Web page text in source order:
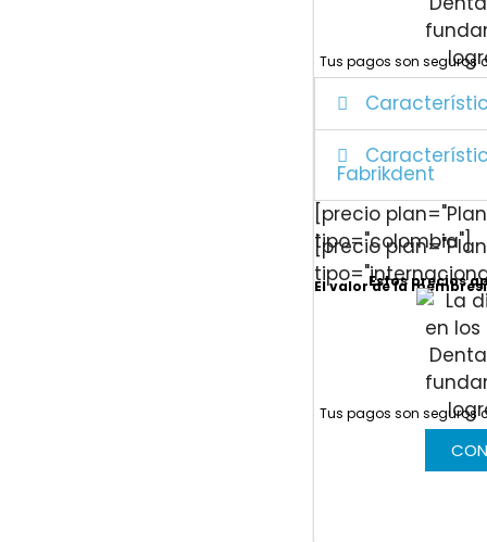
Tus pagos son seguros
Fabrikdent
[precio
tipo="colombia"]
[precio
El valor de laEstos precios
Tus pagos son seguros